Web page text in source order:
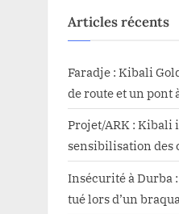
Articles récents
Faradje : Kibali
de route et un pont
Projet/ARK : Kibali
sensibilisation des
Insécurité à Durba
tué lors d’un